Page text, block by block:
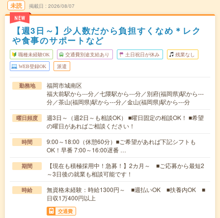
未読
NEW
掲載日 2026/08/07
【週3日～】少人数だから負担すくなめ＊レク
や食事のサポートなど
職種未経験OK 交通費別途支給あり 土日祝日が休み 残業なし
WEB登録OK 派遣
勤務地
福岡市城南区
福大前駅から---分／七隈駅から---分／別府(福岡県)駅から---
分／茶山(福岡県)駅から---分／金山(福岡県)駅から---分
曜日頻度
週3日～（週2日～も相談OK） ■曜日固定の相談OK！ ■希望
の曜日があればご相談ください！
時間
9:00～18:00（休憩60分）■ご希望があれば下記シフトも
OK！早番 7:00～16:00遅番 …
期間
【現在も積極採用中！急募！】2カ月～ ■ご応募から最短2
～3日後の就業も相談可能です！
時給
無資格未経験：時給1300円～ ■週払いOK ■扶養内OK ■
日収1万400円以上
交通費